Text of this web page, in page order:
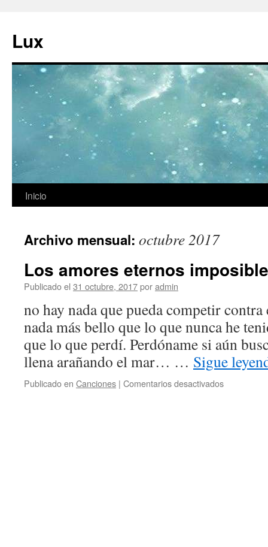
contenido
Lux
Inicio
Archivo mensual: octubre 2017
Los amores eternos
Publicado el 31 octubre, 2017poradmin
no hay nada que pueda competir
nada más bello que lo que nunca he
que lo que perdí. Perdóname si aún
llena arañando el mar… … Sigue
Publicado en Canciones | Comentarios desactivadosen